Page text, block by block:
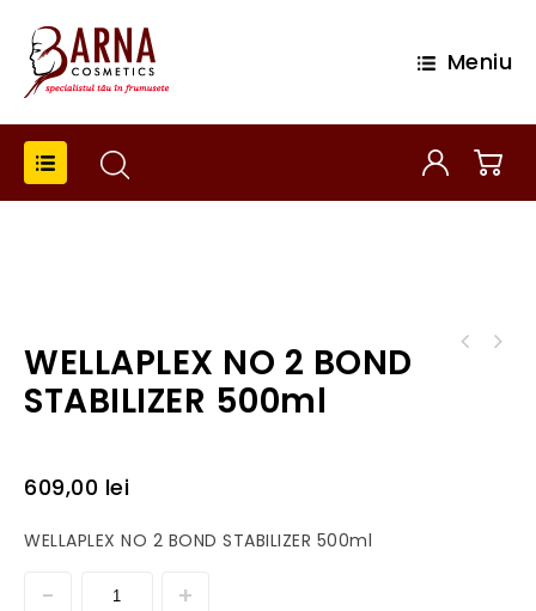
Meniu
WELLAPLEX NO 2 BOND
STABILIZER 500ml
609,00 lei
WELLAPLEX NO 2 BOND STABILIZER 500ml